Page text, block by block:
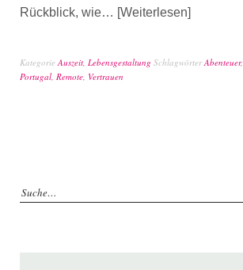
Rückblick, wie… Weiterlesen
KategorieAuszeit, Lebensgestaltung SchlagwörterAbenteuer,
Portugal, Remote, Vertrauen